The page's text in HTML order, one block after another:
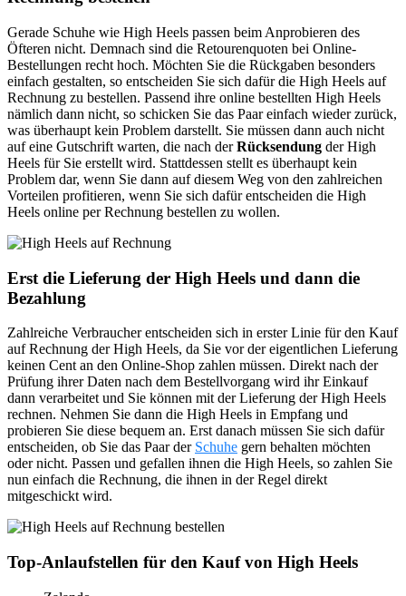
Gerade Schuhe wie High Heels passen beim Anprobieren des
Öfteren nicht. Demnach sind die Retourenquoten bei Online-
Bestellungen recht hoch. Möchten Sie die Rückgaben besonders
einfach gestalten, so entscheiden Sie sich dafür die High Heels auf
Rechnung zu bestellen. Passend ihre online bestellten High Heels
nämlich dann nicht, so schicken Sie das Paar einfach wieder zurück,
was überhaupt kein Problem darstellt. Sie müssen dann auch nicht
auf eine Gutschrift warten, die nach derRücksendung der High
Heels für Sie erstellt wird. Stattdessen stellt es überhaupt kein
Problem dar, wenn Sie dann auf diesem Weg von den zahlreichen
Vorteilen profitieren, wenn Sie sich dafür entscheiden die High
Heels online per Rechnung bestellen zu wollen.
Erst die Lieferung der High Heels und dann die
Bezahlung
Zahlreiche Verbraucher entscheiden sich in erster Linie für den Kauf
auf Rechnung der High Heels, da Sie vor der eigentlichen Lieferung
keinen Cent an den Online-Shop zahlen müssen. Direkt nach der
Prüfung ihrer Daten nach dem Bestellvorgang wird ihr Einkauf
dann verarbeitet und Sie können mit der Lieferung der High Heels
rechnen. Nehmen Sie dann die High Heels in Empfang und
probieren Sie diese bequem an. Erst danach müssen Sie sich dafür
entscheiden, ob Sie das Paar der Schuhe gern behalten möchten
oder nicht. Passen und gefallen ihnen die High Heels, so zahlen Sie
nun einfach die Rechnung, die ihnen in der Regel direkt
mitgeschickt wird.
Top-Anlaufstellen für den Kauf von High Heels